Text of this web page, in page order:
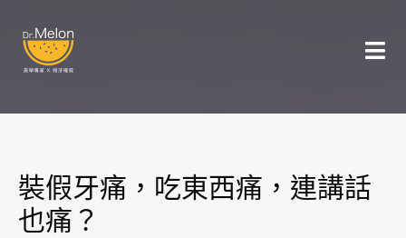
裝假牙痛，吃東西痛，連講話
也痛？